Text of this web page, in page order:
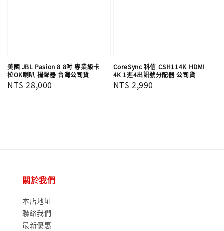
美國 JBL Pasion 8 8吋 專業級卡
拉OK喇叭 揚聲器 台灣公司貨
Regular
NT$ 28,000
CoreSync 科信 CSH114K HDMI
4K 1進4出訊號分配器 公司貨
Regular
NT$ 2,990
關於我們
本店地址
聯絡我們
最新優惠